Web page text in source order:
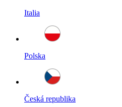
Italia
Polska
Česká republika